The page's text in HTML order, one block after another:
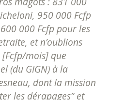
950 000 Fcfp
000 Fcfp pour les
et n’oublions
mois] que
(du GIGN) à la
dont la mission
les dérapages” et